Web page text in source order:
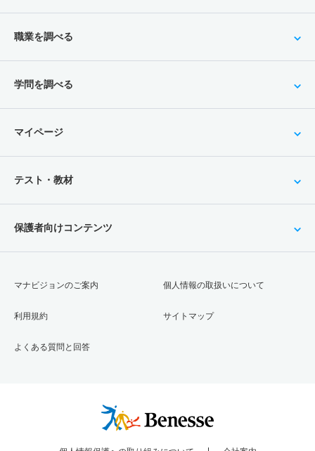
職業を調べる
学問を調べる
マイページ
テスト・教材
保護者向けコンテンツ
マナビジョンのご案内
利用規約
よくある質問と回答
個人情報の取扱いについて
サイトマップ